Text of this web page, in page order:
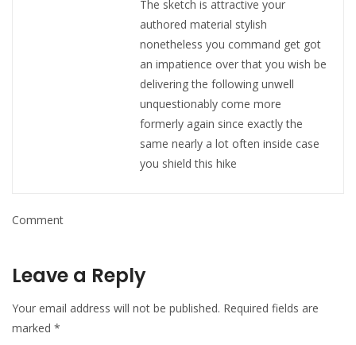
The sketch is attractive your
authored material stylish
nonetheless you command get got
an impatience over that you wish be
delivering the following unwell
unquestionably come more
formerly again since exactly the
same nearly a lot often inside case
you shield this hike
Comment
Leave a Reply
Your email address will not be published. Required fields are
marked *